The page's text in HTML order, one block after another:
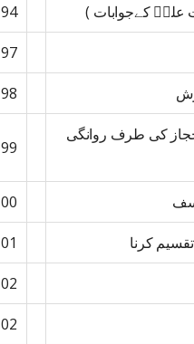
علیؓ کےجوابات ) 94
97
98
کی طرف روانگی
99
کرنا